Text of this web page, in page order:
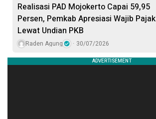
Realisasi PAD Mojokerto Capai 59,95
Persen, Pemkab Apresiasi Wajib Pajak
Lewat Undian PKB
Raden Agung 30/07/2026